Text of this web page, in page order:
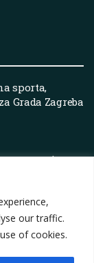
our traffic.
of cookies.
sporta,
Grada Zagreba
preuzima